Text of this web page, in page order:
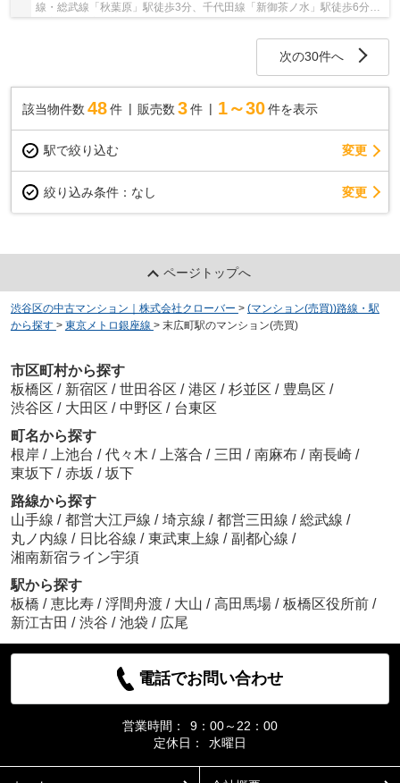
線・総武線「秋葉原」駅徒歩3分、千代田線「新御茶ノ水」駅徒歩6分、
次の30件へ
該当物件数 48件 販売数 3 件 1～30 件を表示
駅で絞り込む 変更
絞り込み条件： なし 変更
ページトップへ
渋谷区の中古マンション｜株式会社クローバー > (マンション(売買))路線・駅
から探す > 東京メトロ銀座線 > 末広町駅のマンション(売買)
市区町村から探す
板橋区 / 新宿区 / 世田谷区 / 港区 / 杉並区 / 豊島区 /
渋谷区 / 大田区 / 中野区 / 台東区
町名から探す
根岸 / 上池台 / 代々木 / 上落合 / 三田 / 南麻布 / 南長崎 /
東坂下 / 赤坂 / 坂下
路線から探す
山手線 / 都営大江戸線 / 埼京線 / 都営三田線 / 総武線 /
丸ノ内線 / 日比谷線 / 東武東上線 / 副都心線 /
湘南新宿ライン宇須
駅から探す
板橋 / 恵比寿 / 浮間舟渡 / 大山 / 高田馬場 / 板橋区役所前 /
新江古田 / 渋谷 / 池袋 / 広尾
電話でお問い合わせ
営業時間：
9：00～22：00
定休日：
水曜日